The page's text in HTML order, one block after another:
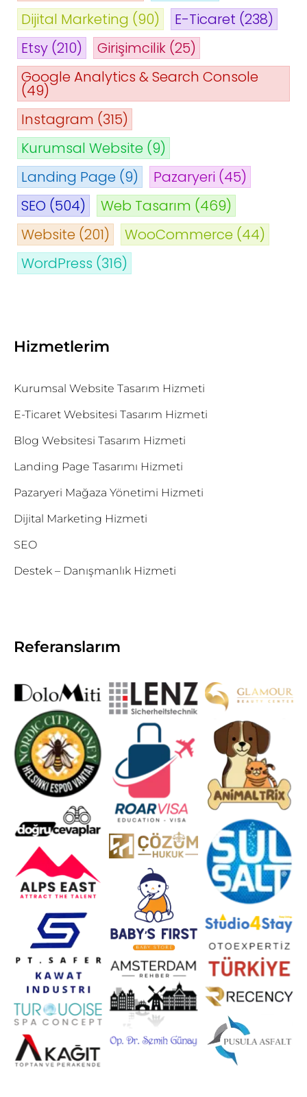
Dijital Marketing (90) E-Ticaret (238)
Etsy (210) Girişimcilik (25)
Google Analytics & Search Console
(49)
Instagram (315)
Kurumsal Website (9)
Landing Page (9) Pazaryeri (45)
SEO (504) Web Tasarım (469)
Website (201) WooCommerce (44)
WordPress (316)
Hizmetlerim
Kurumsal Website Tasarım Hizmeti
E-Ticaret Websitesi Tasarım Hizmeti
Blog Websitesi Tasarım Hizmeti
Landing Page Tasarımı Hizmeti
Pazaryeri Mağaza Yönetimi Hizmeti
Dijital Marketing Hizmeti
SEO
Destek – Danışmanlık Hizmeti
Referanslarım